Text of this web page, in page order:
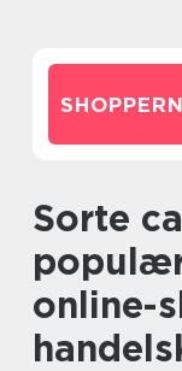
Sorte cargo bukser er et
online-